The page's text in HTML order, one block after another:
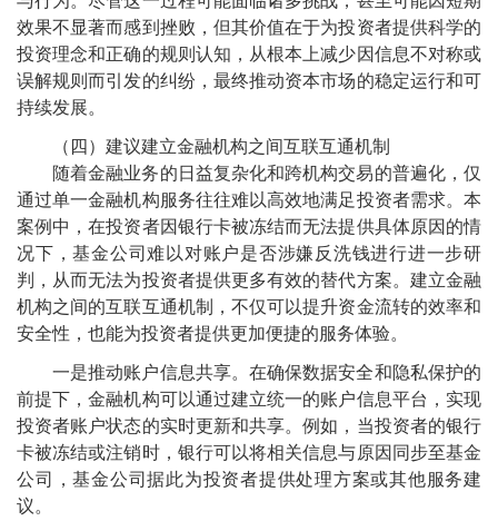
效果不显著而感到挫败，但其价值在于为投资者提供科学的
投资理念和正确的规则认知，从根本上减少因信息不对称或
误解规则而引发的纠纷，最终推动资本市场的稳定运行和可
持续发展。
（四）建议建立金融机构之间互联互通机制
随着金融业务的日益复杂化和跨机构交易的普遍化，仅
通过单一金融机构服务往往难以高效地满足投资者需求。本
案例中，在投资者因银行卡被冻结而无法提供具体原因的情
况下，基金公司难以对账户是否涉嫌反洗钱进行进一步研
判，从而无法为投资者提供更多有效的替代方案。建立金融
机构之间的互联互通机制，不仅可以提升资金流转的效率和
安全性，也能为投资者提供更加便捷的服务体验。
一是推动账户信息共享。在确保数据安全和隐私保护的
前提下，金融机构可以通过建立统一的账户信息平台，实现
投资者账户状态的实时更新和共享。例如，当投资者的银行
卡被冻结或注销时，银行可以将相关信息与原因同步至基金
公司，基金公司据此为投资者提供处理方案或其他服务建
议。